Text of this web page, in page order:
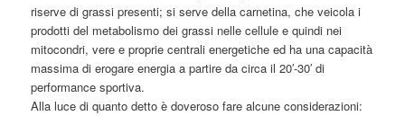
riserve di grassi presenti; si serve della carnetina, che veicola i
prodotti del metabolismo dei grassi nelle cellule e quindi nei
mitocondri, vere e proprie centrali energetiche ed ha una capacità
massima di erogare energia a partire da circa il 20′-30′ di
performance sportiva.
Alla luce di quanto detto è doveroso fare alcune considerazioni: